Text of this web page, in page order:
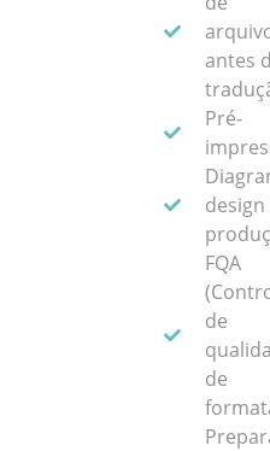
antes
Pré-
design
FQA
de
de